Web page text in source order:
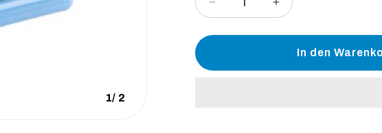
1/ 2
Verringere
die
Menge
Erhöhe
die
Menge
In den